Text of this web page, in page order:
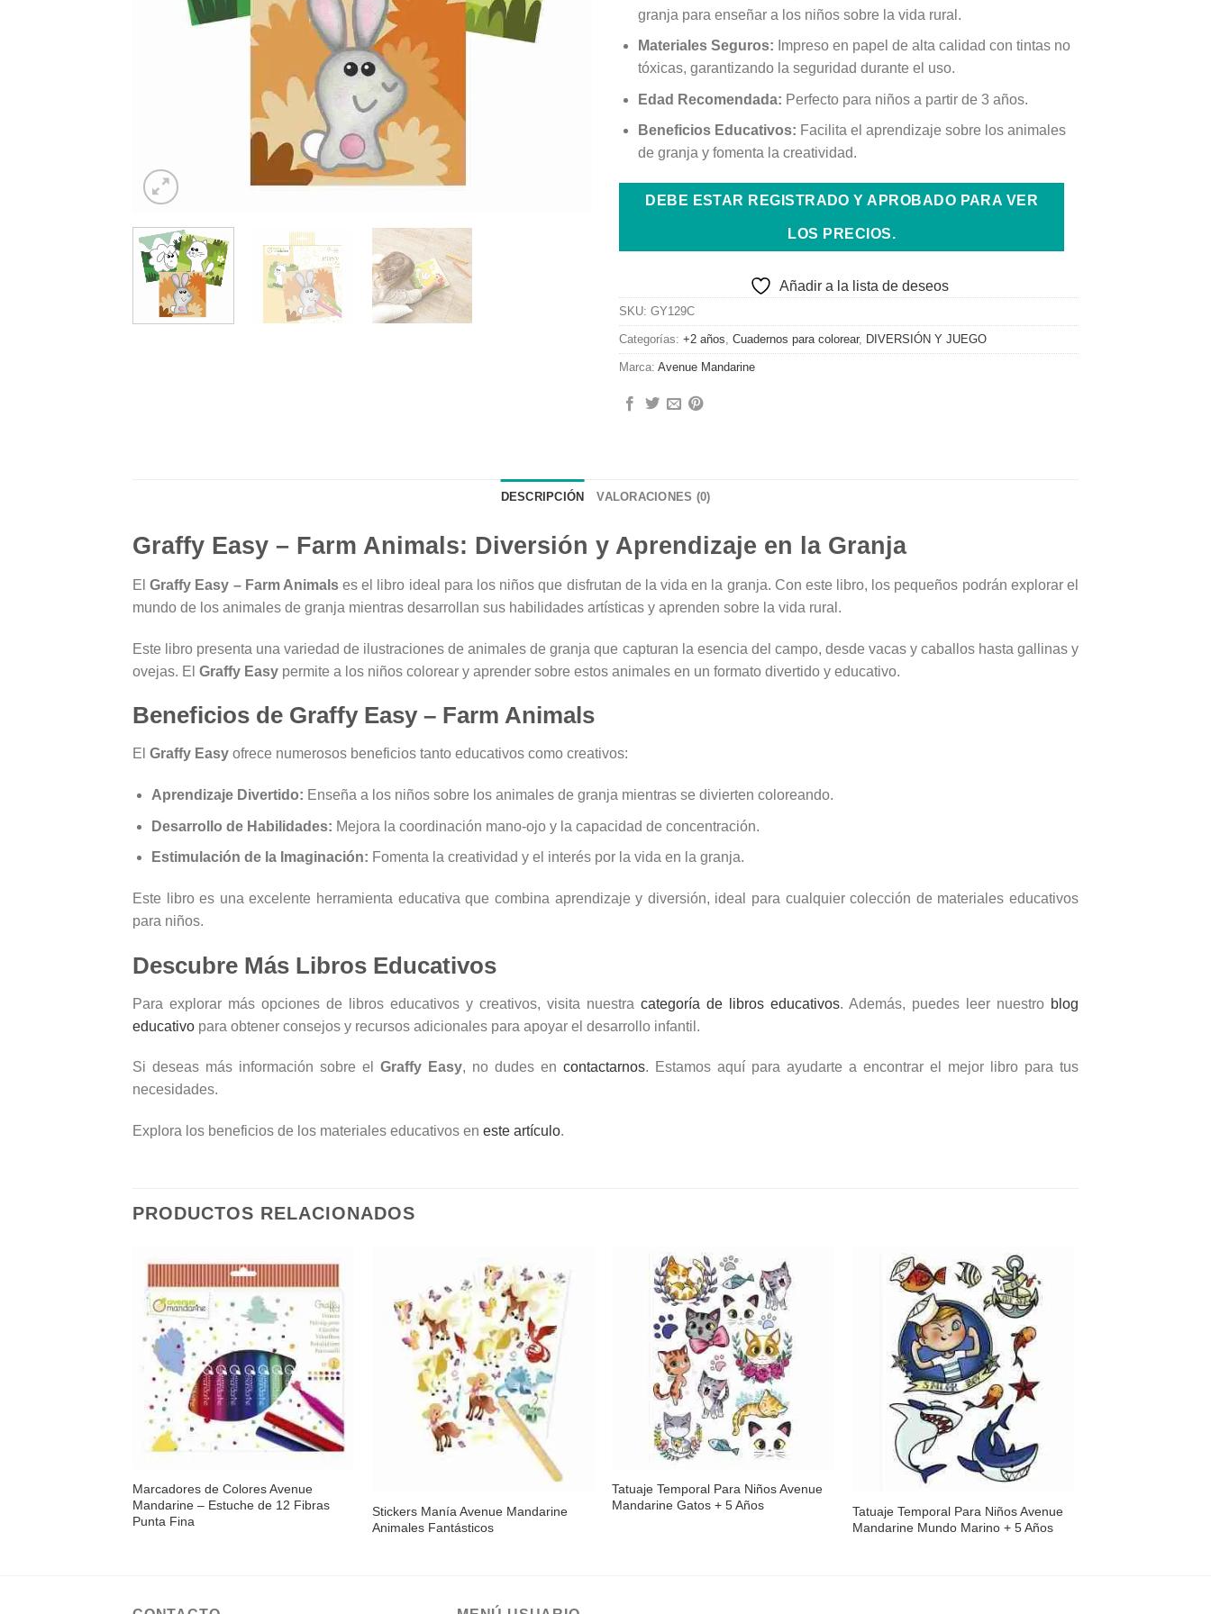
granja para enseñar a los niños sobre la vida rural.
Materiales Seguros: Impreso en papel de alta calidad con tintas no
tóxicas, garantizando la seguridad durante el uso.
Edad Recomendada: Perfecto para niños a partir de 3 años.
Beneficios Educativos: Facilita el aprendizaje sobre los animales
de granja y fomenta la creatividad.
DEBE ESTAR REGISTRADO Y APROBADO PARA VER
LOS PRECIOS.
Añadir a la lista de deseos
SKU: GY129C
Categorías: +2 años Cuadernos para colorear, DIVERSIÓN Y JUEGO
Marca: Avenue Mandarine
DESCRIPCIÓN VALORACIONES (0)
Graffy Easy – Farm Animals: Diversión y Aprendizaje en la Granja
ElGraffy Easy – Farm Animalses el libro ideal para los niños que disfrutan de la vida en la granja. Con este libro, los pequeños podrán explorar el
mundo de los animales de granja mientras desarrollan sus habilidades artísticas y aprenden sobre la vida rural.
Este libro presenta una variedad de ilustraciones de animales de granja que capturan la esencia del campo, desde vacas y caballos hasta gallinas y
ovejas. El Graffy Easy permite a los niños colorear y aprender sobre estos animales en un formato divertido y educativo.
Beneficios de Graffy Easy – Farm Animals
El Graffy Easy ofrece numerosos beneficios tanto educativos como creativos:
Aprendizaje Divertido: Enseña a los niños sobre los animales de granja mientras se divierten coloreando.
Desarrollo de Habilidades: Mejora la coordinación mano-ojo y la capacidad de concentración.
Estimulación de la Imaginación: Fomenta la creatividad y el interés por la vida en la granja.
Este libro es una excelente herramienta educativa que combina aprendizaje y diversión, ideal para cualquier colección de materiales educativos
para niños.
Descubre Más Libros Educativos
Para explorar más opciones de libros educativos y creativos, visita nuestra categoría de libros educativos. Además, puedes leer nuestro blog
educativo para obtener consejos y recursos adicionales para apoyar el desarrollo infantil.
Si deseas más información sobre el Graffy Easy, no dudes en contactarnos. Estamos aquí para ayudarte a encontrar el mejor libro para tus
necesidades.
Explora los beneficios de los materiales educativos en este artículo.
PRODUCTOS RELACIONADOS
a la
lista de
deseos
Marcadores de Colores Avenue
Mandarine – Estuche de 12 Fibras
Punta Fina
Añadir
deseos
Stickers Manía Avenue Mandarine
Animales Fantásticos
Añadir
deseos
Tatuaje Temporal Para Niños Avenue
Mandarine Gatos + 5 Años
Añadir
a la
deseos
Sin existencias
Tatuaje Temporal Para Niños Avenue
Mandarine Mundo Marino + 5 Años